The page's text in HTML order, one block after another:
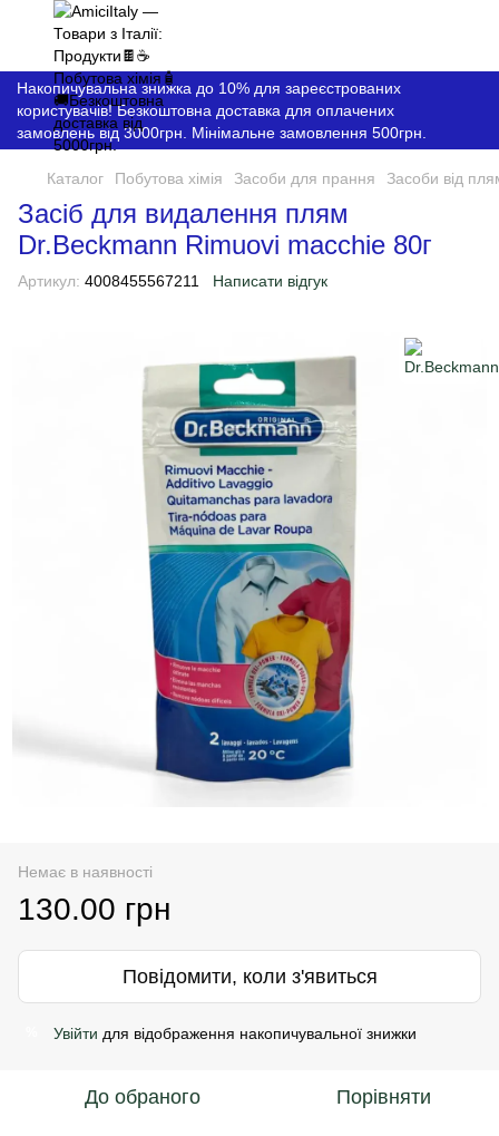
Накопичувальна знижка до 10% для зареєстрованих
користувачів! Безкоштовна доставка для оплачених
замовлень від 3000грн. Мінімальне замовлення 500грн.
Каталог Побутова хімія Засоби для прання Засоби від
Засіб для видалення плям
Dr.Beckmann Rimuovi macchie 80г
Артикул: 4008455567211 Написати відгук
Немає в наявності
130.00 грн
Повідомити, коли з'явиться
Увійти для відображення накопичувальної знижки
До обраного Порівняти